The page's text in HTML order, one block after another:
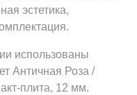
эстетика,
использованы
Античная Роза /
плита, 12 мм.